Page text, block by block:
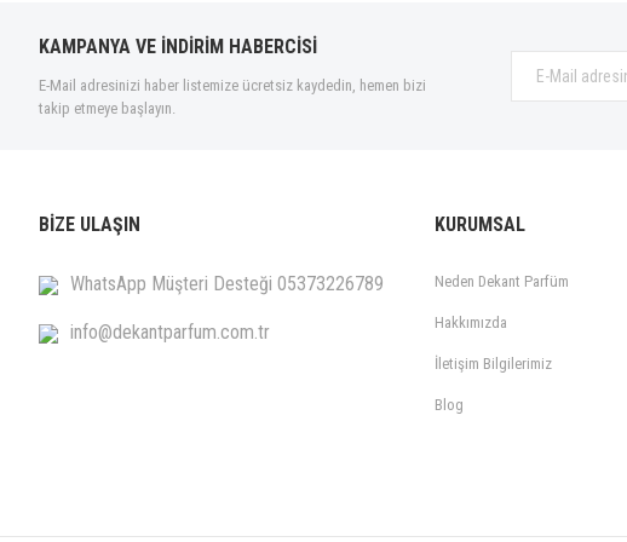
KAMPANYA VE İNDİRİM HABERCİSİ
E-Mail adresinizi haber listemize ücretsiz kaydedin, hemen bizi
takip etmeye başlayın.
BİZE ULAŞIN
WhatsApp Müşteri Desteği 05373226789
info@dekantparfum.com.tr
KURUMSAL
Neden Dekant Parfüm
Hakkımızda
İletişim Bilgilerimiz
Blog